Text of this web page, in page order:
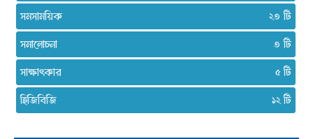
সমসাময়িক
২৩
সমালোচনা
৩
সাক্ষাৎকার
৫
হিজিবিজি
১২